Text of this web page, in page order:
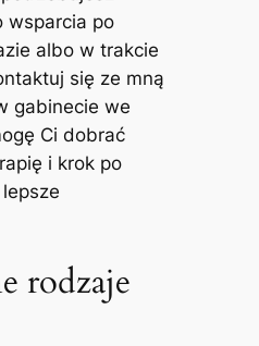
wsparcia po
albo w trakcie
się ze mną
gabinecie we
Ci dobrać
i krok po
rodzaje